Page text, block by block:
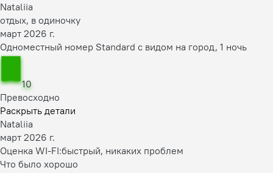
Nataliia
отдых, в одиночку
март 2026 г.
Одноместный номер Standard с видом на город, 1 ночь
10
Превосходно
Раскрыть детали
Nataliia
март 2026 г.
Оценка WI-FI:быстрый, никаких проблем
Что было хорошо